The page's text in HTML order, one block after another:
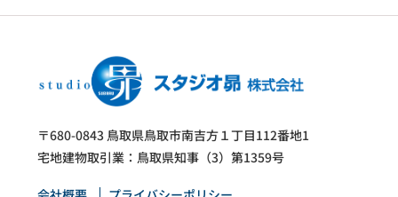
〒680-0843 鳥取県鳥取市南吉方１丁目112番地1
宅地建物取引業：鳥取県知事（3）第1359号